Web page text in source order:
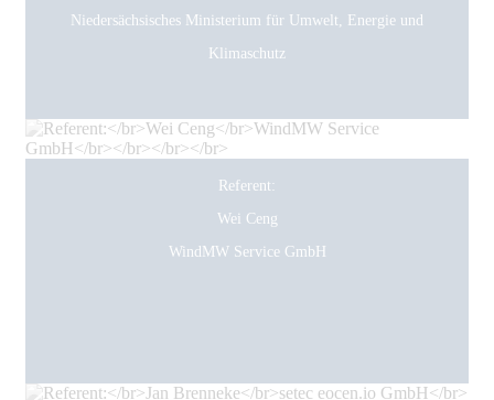
Niedersächsisches Ministerium für Umwelt, Energie und
Klimaschutz
Referent:
Wei Ceng
WindMW Service GmbH